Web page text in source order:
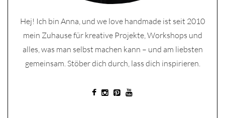
Hej! Ich bin Anna, und we love handmade ist seit 2010
mein Zuhause für kreative Projekte, Workshops und
alles, was man selbst machen kann – und am liebsten
gemeinsam. Stöber dich durch, lass dich inspirieren.